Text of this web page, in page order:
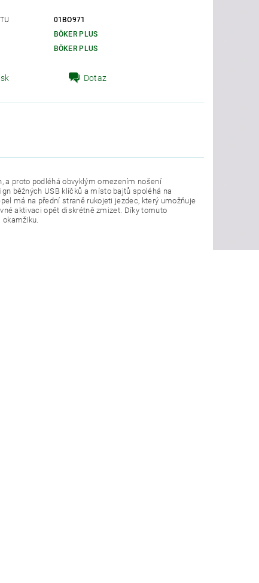
01BO971
BÖKER PLUS
BÖKER PLUS
Dotaz
a proto podléhá obvyklým omezením nošení
běžných USB klíčků a místo bajtů spoléhá na
má na přední straně rukojeti jezdec, který umožňuje
aktivaci opět diskrétně zmizet. Díky tomuto